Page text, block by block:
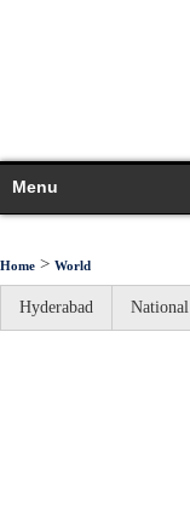
Menu
Home > World
Hyderabad National